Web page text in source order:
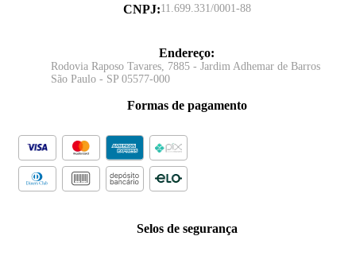
CNPJ:11.699.331/0001-88
Endereço:
Rodovia Raposo Tavares, 7885 - Jardim Adhemar de Barros
São Paulo - SP 05577-000
Formas de pagamento
Selos de segurança